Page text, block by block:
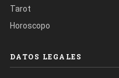
Tarot
Horoscopo
DATOS LEGALES